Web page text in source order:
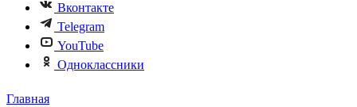
Вконтакте
Telegram
YouTube
Одноклассники
Главная